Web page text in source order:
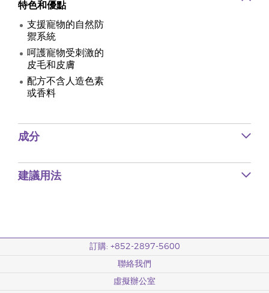
特色和優點
支援寵物的自然防
禦系統
呵護寵物受刺激的
皮毛和皮膚
配方不含人造色素
或香料
成分
建議用法
訂購: +852-2897-5600
聯絡我們
虛擬辦公室